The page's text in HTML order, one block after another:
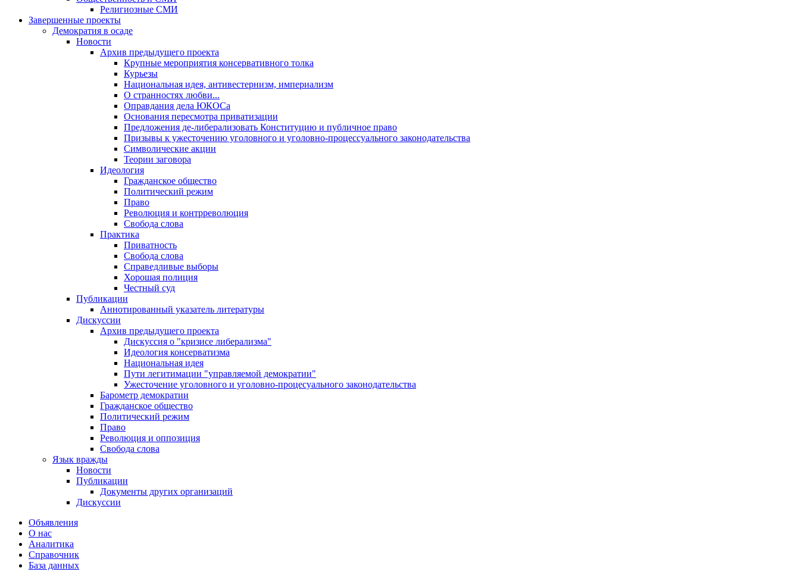
Религиозные СМИ
Завершенные проекты
Демократия в осаде
Новости
Архив предыдущего проекта
Крупные мероприятия консервативного толка
Курьезы
Национальная идея, антивестернизм, империализм
О странностях любви...
Оправдания дела ЮКОСа
Основания пересмотра приватизации
Предложения де-либерализовать Конституцию и публичное право
Призывы к ужесточению уголовного и уголовно-процессуального законодательства
Символические акции
Теории заговора
Идеология
Гражданское общество
Политический режим
Право
Революция и контрреволюция
Свобода слова
Практика
Приватность
Свобода слова
Справедливые выборы
Хорошая полиция
Честный суд
Публикации
Аннотированный указатель литературы
Дискуссии
Архив предыдущего проекта
Дискуссия о "кризисе либерализма"
Идеология консерватизма
Национальная идея
Пути легитимации "управляемой демократии"
Ужесточение уголовного и уголовно-процесуального законодательства
Барометр демократии
Гражданское общество
Политический режим
Право
Революция и оппозиция
Свобода слова
Язык вражды
Новости
Публикации
Документы других организаций
Дискуссии
Объявления
О нас
Аналитика
Справочник
База данных